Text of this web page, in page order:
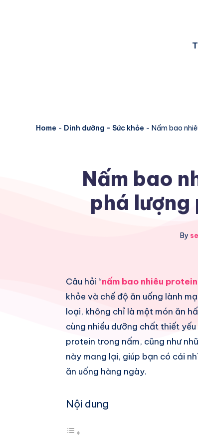
Home - Dinh dưỡng - Sức khỏe - Nấm bao
Nấm bao
phá
By
Share
Facebook
Twitter
Share
Pinterest
Share
Share
Whatsapp
Câu hỏi “nấm bao nhiêu protein
khỏe và chế độ ăn uống lành
loại, không chỉ là một món ăn
cùng nhiều dưỡng chất thiết
protein trong nấm, cũng như
này mang lại, giúp bạn có cái
ăn uống hàng ngày.
Nội dung